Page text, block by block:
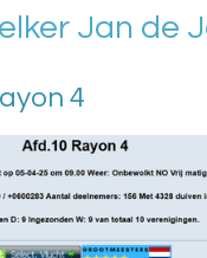
Jan de
4